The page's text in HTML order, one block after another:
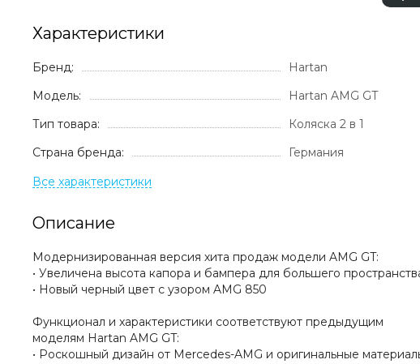
Характеристики
Бренд:
Hartan
Модель:
Hartan AMG GT
Тип товара:
Коляска 2 в 1
Страна бренда:
Германия
Описание
Модернизированная версия хита продаж модели AMG GT:
• Увеличена высота капора и бампера для большего
• Новый черный цвет c узором AMG 850
Функционал и характеристики соответствуют предыдущим
моделям Hartan AMG GT:
• Роскошный дизайн от Mercedes-AMG и оригинальные